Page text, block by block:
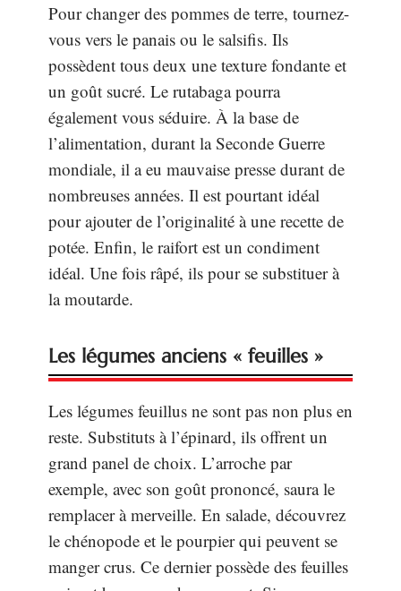
Pour changer des pommes de terre, tournez-
vous vers le panais ou le salsifis. Ils
possèdent tous deux une texture fondante et
un goût sucré. Le rutabaga pourra
également vous séduire. À la base de
l’alimentation, durant la Seconde Guerre
mondiale, il a eu mauvaise presse durant de
nombreuses années. Il est pourtant idéal
pour ajouter de l’originalité à une recette de
potée. Enfin, le raifort est un condiment
idéal. Une fois râpé, ils pour se substituer à
la moutarde.
Les légumes anciens « feuilles »
Les légumes feuillus ne sont pas non plus en
reste. Substituts à l’épinard, ils offrent un
grand panel de choix. L’arroche par
exemple, avec son goût prononcé, saura le
remplacer à merveille. En salade, découvrez
le chénopode et le pourpier qui peuvent se
manger crus. Ce dernier possède des feuilles